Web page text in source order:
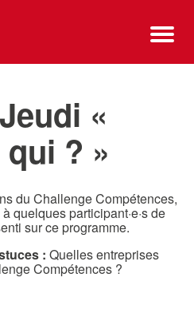
«
? »
du Challenge Compétences,
quelques participant·e·s de
sur ce programme.
: Quelles entreprises
Compétences ?